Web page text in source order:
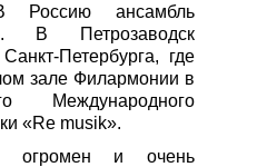
Россию ансамбль
В Петрозаводск
Петербурга, где
зале Филармонии в
Международного
«Re musik».
огромен и очень